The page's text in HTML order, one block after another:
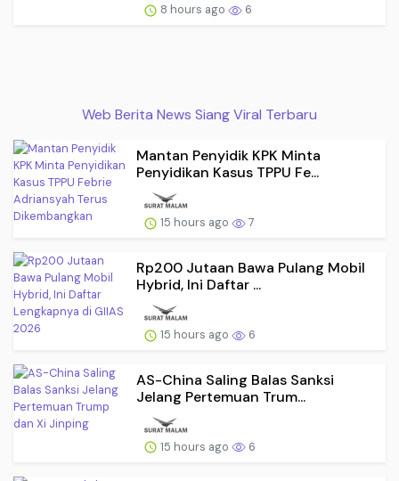
8 hours ago 6
Web Berita News Siang Viral Terbaru
Mantan Penyidik KPK Minta
Penyidikan Kasus TPPU Fe...
15 hours ago 7
Rp200 Jutaan Bawa Pulang Mobil
Hybrid, Ini Daftar ...
15 hours ago 6
AS-China Saling Balas Sanksi
Jelang Pertemuan Trum...
15 hours ago 6